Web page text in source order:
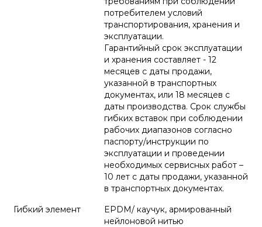
потребителем условий
транспортирования, хранения и
эксплуатации.
Гарантийный срок эксплуатации
и хранения составляет - 12
месяцев с даты продажи,
указанной в транспортных
документах, или 18 месяцев с
даты производства. Срок службы
гибких вставок при соблюдении
рабочих диапазонов согласно
паспорту/инструкции по
эксплуатации и проведении
необходимых сервисных работ –
10 лет с даты продажи, указанной
в транспортных документах.
Гибкий элемент
EPDM/ каучук, армированный
нейлоновой нитью